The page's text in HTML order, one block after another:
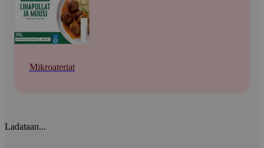
Mikroateriat
Ladataan...